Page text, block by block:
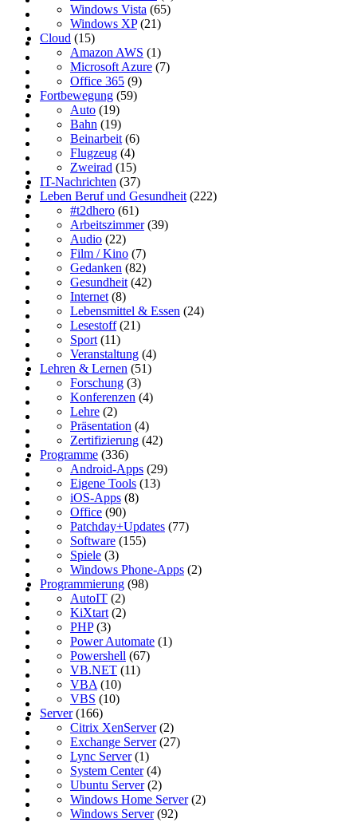
Windows Vista (65)
Windows XP(21)
Cloud (15)
Amazon AWS (1)
Microsoft Azure (7)
Office 365 (9)
Fortbewegung (59)
Auto (19)
Bahn (19)
Beinarbeit (6)
Flugzeug (4)
Zweirad (15)
IT-Nachrichten (37)
Leben Beruf und Gesundheit (222)
#t2dhero (61)
Arbeitszimmer(39)
Audio (22)
Film / Kino (7)
Gedanken (82)
Gesundheit (42)
Internet (8)
Lebensmittel & Essen (24)
Lesestoff(21)
Sport (11)
Veranstaltung (4)
Lehren & Lernen (51)
Forschung (3)
Konferenzen (4)
Lehre (2)
Präsentation (4)
Zertifizierung (42)
Programme (336)
Android-Apps (29)
Eigene Tools (13)
iOS-Apps (8)
Office (90)
Patchday+Updates (77)
Software (155)
Spiele (3)
Windows Phone-Apps (2)
Programmierung (98)
AutoIT (2)
KiXtart (2)
PHP(3)
Power Automate (1)
Powershell (67)
VB.NET (11)
VBA (10)
VBS (10)
Server(166)
Citrix XenServer(2)
Exchange Server(27)
Lync Server(1)
System Center(4)
Ubuntu Server(2)
Windows Home Server(2)
Windows Server(92)